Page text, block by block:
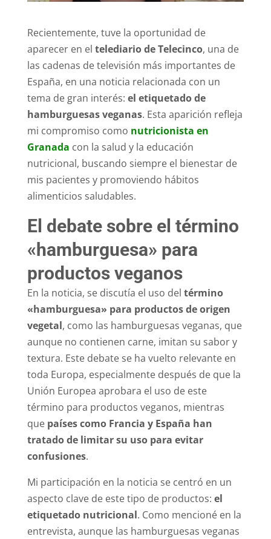
Recientemente, tuve la oportunidad de
aparecer en el telediario de Telecinco, una de
las cadenas de televisión más importantes de
España, en una noticia relacionada con un
tema de gran interés: el etiquetado de
hamburguesas veganas. Esta aparición refleja
mi compromiso como nutricionista en
Granada con la salud y la educación
nutricional, buscando siempre el bienestar de
mis pacientes y promoviendo hábitos
alimenticios saludables.
El debate sobre el término
«hamburguesa» para
productos veganos
En la noticia, se discutía el uso del término
«hamburguesa» para productos de origen
vegetal, como las hamburguesas veganas, que
aunque no contienen carne, imitan su sabor y
textura. Este debate se ha vuelto relevante en
toda Europa, especialmente después de que la
Unión Europea aprobara el uso de este
término para productos veganos, mientras
que países como Francia y España han
tratado de limitar su uso para evitar
confusiones.
Mi participación en la noticia se centró en un
aspecto clave de este tipo de productos: el
etiquetado nutricional. Como mencioné en la
entrevista, aunque las hamburguesas veganas